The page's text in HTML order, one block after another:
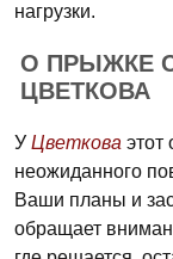
нагрузки.
О ПРЫЖКЕ
ЦВЕТКОВА
У Цветкова этот
неожиданного
Ваши планы и
обращает